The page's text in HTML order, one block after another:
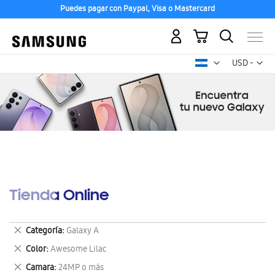
Puedes pagar con Paypal, Visa o Mastercard
USD -
dólar
Mi carrito
Tienda Online
Categoría Galaxy A
Eliminar
este
artículo
Color Awesome Lilac
Eliminar
este
Camara 24MP o más
Eliminar